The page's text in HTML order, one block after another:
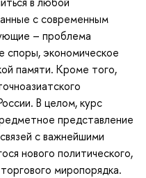
с современным
– проблема
споры, экономическое
памяти. Кроме того,
В целом, курс
представление
с важнейшими
нового политического,
миропорядка.